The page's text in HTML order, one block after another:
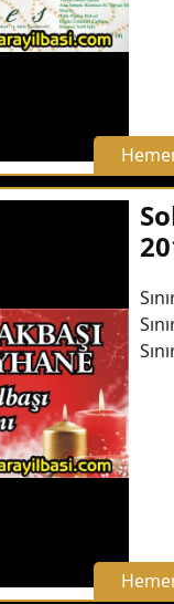
X
ile Bilgi Alın
Arayın
Bilgi Alın